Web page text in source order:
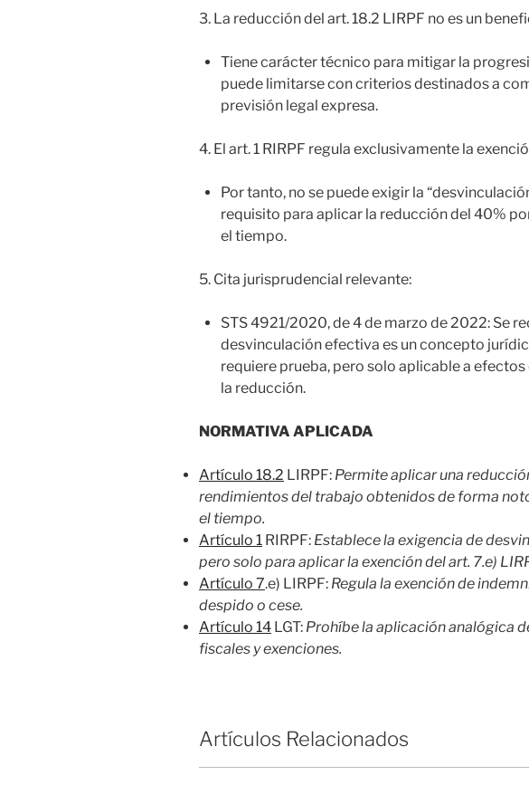
3. La reducción del art. 18.2 LIRPF no es un
Tiene carácter técnico para mitigar la
puede limitarse con criterios destinados a
previsión legal expresa.
4. El art. 1 RIRPF regula exclusivamente la
Por tanto, no se puede exigir la
requisito para aplicar la reducción del 40%
el tiempo.
5. Cita jurisprudencial relevante:
STS 4921/2020, de 4 de marzo de 2022: Se
desvinculación efectiva es un concepto
requiere prueba, pero solo aplicable a efectos
la reducción.
NORMATIVA APLICADA
Artículo 18.2 LIRPF: Permite aplicar una
rendimientos del trabajo obtenidos de forma
el tiempo.
Artículo 1 RIRPF: Establece la exigencia de
pero solo para aplicar la exención del art. 7.e)
Artículo 7.e) LIRPF: Regula la exención de
despido o cese.
Artículo 14 LGT: Prohíbe la aplicación analógica
fiscales y exenciones.
Artículos Relacionados